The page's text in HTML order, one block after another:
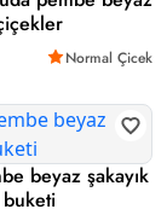
Normal Çicek
beyaz şakayık
buketi